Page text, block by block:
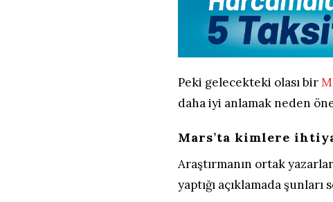
Peki gelecekteki olası bir
daha iyi anlamak neden
Mars’ta kimlere
Araştırmanın ortak
yaptığı açıklamada şunları